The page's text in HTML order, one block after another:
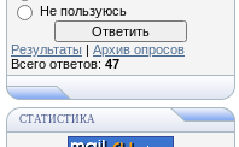
Не пользуюсь
Результаты | Архив опросов
Всего ответов: 47
СТАТИСТИКА